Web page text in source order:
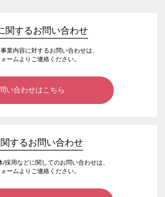
関するお問い合わせ
業内容に対するお問い合わせは、
ームよりご連絡ください。
い合わせはこちら
するお問い合わせ
採用などに関してのお問い合わせは、
ームよりご連絡ください。